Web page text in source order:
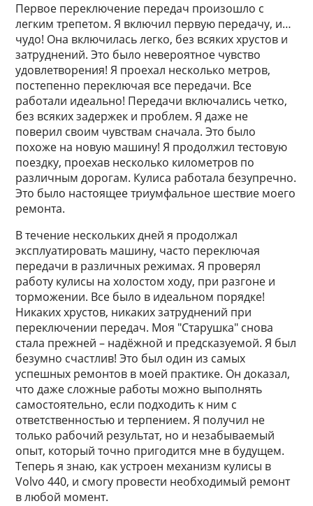
Первое переключение передач произошло с
легким трепетом. Я включил первую передачу, и…
чудо! Она включилась легко, без всяких хрустов и
затруднений. Это было невероятное чувство
удовлетворения! Я проехал несколько метров,
постепенно переключая все передачи. Все
работали идеально! Передачи включались четко,
без всяких задержек и проблем. Я даже не
поверил своим чувствам сначала. Это было
похоже на новую машину! Я продолжил тестовую
поездку, проехав несколько километров по
различным дорогам. Кулиса работала безупречно.
Это было настоящее триумфальное шествие моего
ремонта.
В течение нескольких дней я продолжал
эксплуатировать машину, часто переключая
передачи в различных режимах. Я проверял
работу кулисы на холостом ходу, при разгоне и
торможении. Все было в идеальном порядке!
Никаких хрустов, никаких затруднений при
переключении передач. Моя "Старушка" снова
стала прежней – надёжной и предсказуемой. Я был
безумно счастлив! Это был один из самых
успешных ремонтов в моей практике. Он доказал,
что даже сложные работы можно выполнять
самостоятельно, если подходить к ним с
ответственностью и терпением. Я получил не
только рабочий результат, но и незабываемый
опыт, который точно пригодится мне в будущем.
Теперь я знаю, как устроен механизм кулисы в
Volvo 440, и смогу провести необходимый ремонт
в любой момент.